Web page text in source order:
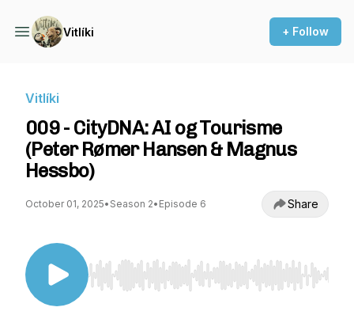
Vitlíki + Follow
Vitlíki
009 - CityDNA: AI og Tourisme
(Peter Rømer Hansen & Magnus
Hessbo)
October 01, 2025• Season 2• Episode 6 Share
Use Left/Right to seek, Home/End to jump to